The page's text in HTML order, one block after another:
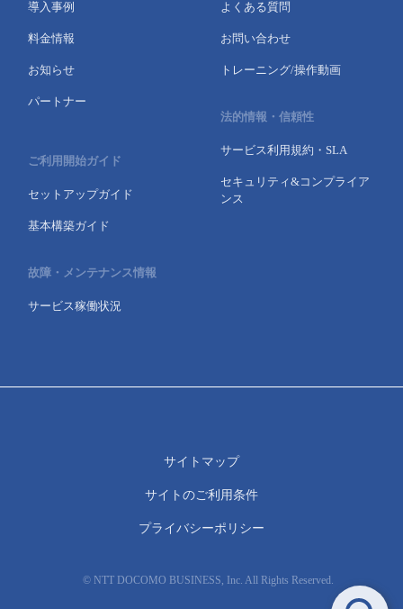
導入事例
料金情報
お知らせ
パートナー
ご利用開始ガイド
セットアップガイド
基本構築ガイド
故障・メンテナンス情報
サービス稼働状況
よくある質問
お問い合わせ
トレーニング/操作動画
法的情報・信頼性
サービス利用規約・SLA
セキュリティ&コンプライア
ンス
© NTT DOCOMO BUSINESS, Inc. All Rights Reserved.
サイトマップ
サイトのご利用条件
プライバシーポリシー